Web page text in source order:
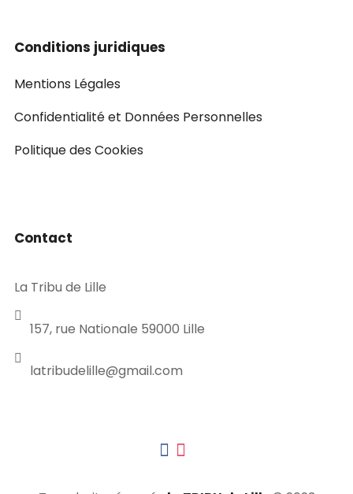
Conditions juridiques
Mentions Légales
Confidentialité et Données Personnelles
Politique des Cookies
Contact
La Tribu de Lille
157, rue Nationale 59000 Lille
latribudelille@gmail.com